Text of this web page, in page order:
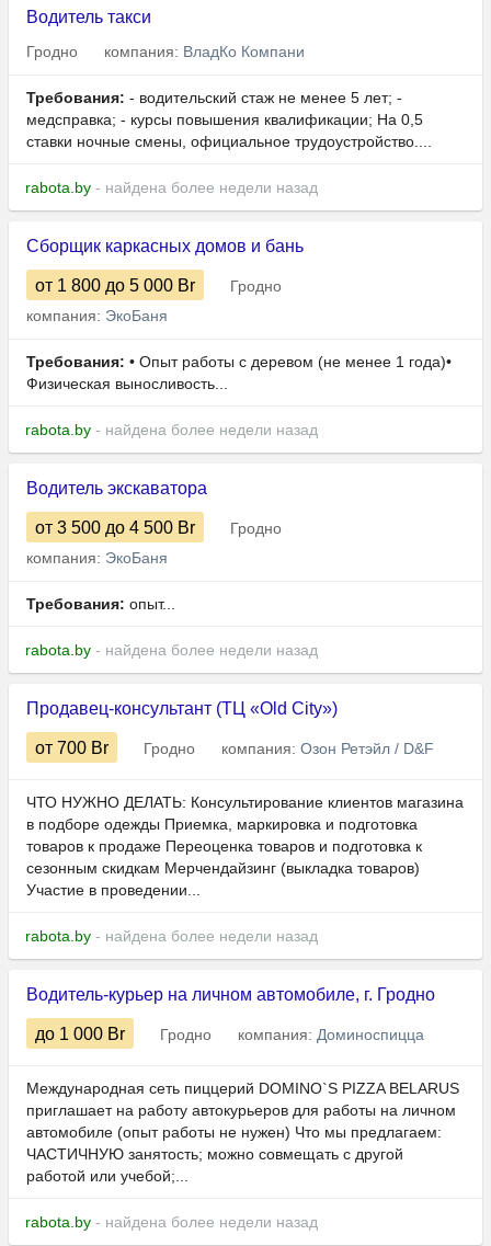
Водитель такси
Гродно компания: ВладКо Компани
Требования: - водительский стаж не менее 5 лет; -
медсправка; - курсы повышения квалификации; На 0,5
ставки ночные смены, официальное трудоустройство....
rabota.by - найдена более недели назад
Сборщик каркасных домов и бань
от 1 800 до 5 000 Br
Гродно
компания: ЭкоБаня
Требования: • Опыт работы с деревом (не менее 1 года)•
Физическая выносливость...
rabota.by - найдена более недели назад
Водитель экскаватора
от 3 500 до 4 500 Br
Гродно
компания: ЭкоБаня
Требования: опыт...
rabota.by - найдена более недели назад
Продавец-консультант (ТЦ «Old City»)
от 700 Br Гродно компания: Озон Ретэйл / D&F
ЧТО НУЖНО ДЕЛАТЬ: Консультирование клиентов магазина
в подборе одежды Приемка, маркировка и подготовка
товаров к продаже Переоценка товаров и подготовка к
сезонным скидкам Мерчендайзинг (выкладка товаров)
Участие в проведении...
rabota.by - найдена более недели назад
Водитель-курьер на личном автомобиле, г. Гродно
до 1 000 Br Гродно компания: Доминоспицца
Международная сеть пиццерий DOMINO`S PIZZA BELARUS
приглашает на работу автокурьеров для работы на личном
автомобиле (опыт работы не нужен) Что мы предлагаем:
ЧАСТИЧНУЮ занятость; можно совмещать с другой
работой или учебой;...
rabota.by - найдена более недели назад